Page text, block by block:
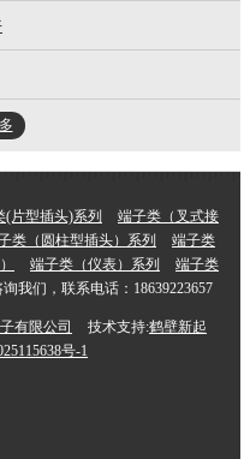
(片型插头)系列
端子类（叉式接
类（圆柱型插头）系列
端子类
端子类（仪表）系列
端子类
我们，联系电话：18639223657
有限公司 技术支持:鹤壁新起
号-1